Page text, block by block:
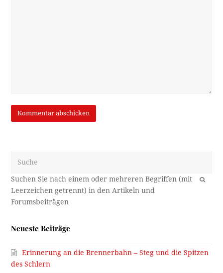
OK
Neueste Beiträge
Erinnerung an die Brennerbahn – Steg und die Spitzen
des Schlern